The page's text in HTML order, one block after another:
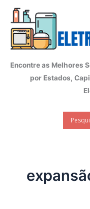
conteúdo
Encontre as Melhores
por Estados,